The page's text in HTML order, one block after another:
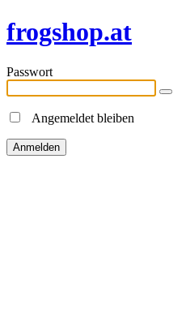
frogshop.at
Passwort
Angemeldet bleiben